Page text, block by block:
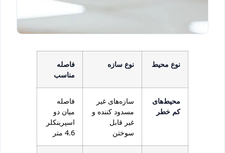
نوع محیط نوع سازه
فاصله
مناسب
محیط‌های
کم خطر
سازه‌های غیر
مسدود کننده و
غیر قابل
سوختن
فاصله
میان دو
اسپرینکلر
4.6 متر